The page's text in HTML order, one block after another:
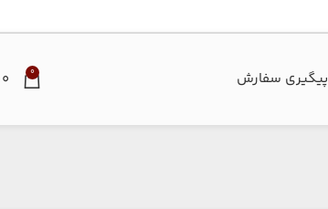
پیگیری سفارش‌ 0 ۰